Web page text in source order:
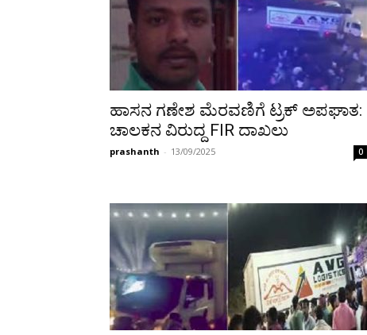
ಹಾಸನ ಗಣೇಶ ಮೆರವಣಿಗೆ ಟ್ರಕ್ ಅಪಘಾತ:
ಚಾಲಕನ ವಿರುದ್ದ FIR ದಾಖಲು
prashanth - 13/09/2025 0